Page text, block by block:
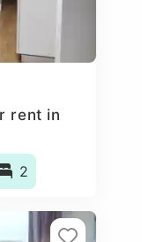
rent in
2